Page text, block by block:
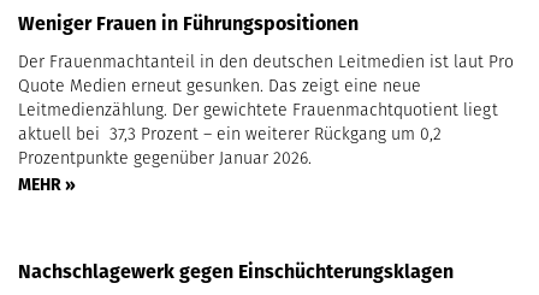
Weniger Frauen in Führungspositionen
Der Frauenmachtanteil in den deutschen Leitmedien ist laut Pro
Quote Medien erneut gesunken. Das zeigt eine neue
Leitmedienzählung. Der gewichtete Frauenmachtquotient liegt
aktuell bei 37,3 Prozent – ein weiterer Rückgang um 0,2
Prozentpunkte gegenüber Januar 2026.
MEHR »
Nachschlagewerk gegen Einschüchterungsklagen